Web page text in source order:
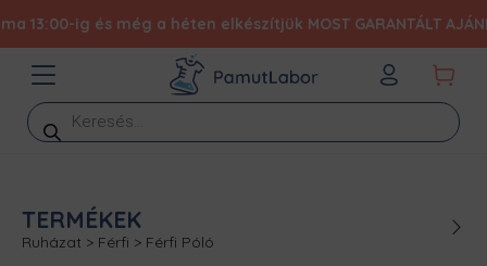
ig és még a héten elkészítjük MOST GARANTÁLT
Products
search
TERMÉKEK
Ruházat > Férfi > Férfi Póló